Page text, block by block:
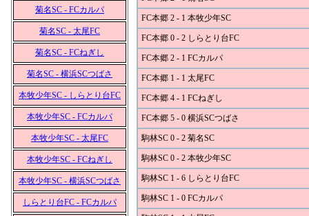
菊名SC - FCカルパ
菊名SC - 太尾FC
菊名SC - FCねぎし
菊名SC - 横浜SCつばさ
本牧少年SC - しらとり台FC
本牧少年SC - FCカルパ
本牧少年SC - 太尾FC
本牧少年SC - FCねぎし
本牧少年SC - 横浜SCつばさ
しらとり台FC - FCカルパ
FC本郷 2 - 1 本牧少年SC
FC本郷 0 - 2 しらとり台FC
FC本郷 2 - 1 FCカルパ
FC本郷 1 - 1 太尾FC
FC本郷 4 - 1 FCねぎし
FC本郷 5 - 0 横浜SCつばさ
駒林SC 0 - 2 菊名SC
駒林SC 0 - 2 本牧少年SC
駒林SC 1 - 6 しらとり台FC
駒林SC 1 - 0 FCカルパ